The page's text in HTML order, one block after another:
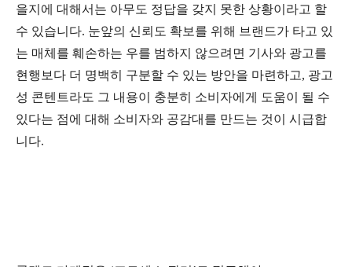
을지에 대해서는 아무도 정답을 갖지 못한 상황이라고 할
수 있습니다. 눈앞의 신뢰도 확보를 위해 브랜드가 타고 있
는 매체를 훼손하는 우를 범하지 않으려면 기사와 광고를
현행보다 더 명백히 구분할 수 있는 방안을 마련하고, 광고
성 콘텐트라도 그 내용이 충분히 소비자에게 도움이 될 수
있다는 점에 대해 소비자와 공감대를 만드는 것이 시급합
니다.